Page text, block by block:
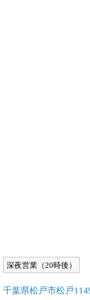
深夜営業（20時後）
千葉県松戸市松戸